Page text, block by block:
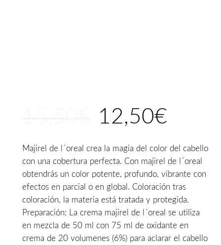
El
precio
era:
15,50€.
12,50€
es:
12,50€.
Majirel de l´oreal crea la magia del color del cabello
con una cobertura perfecta. Con majirel de l´oreal
obtendrás un color potente, profundo, vibrante con
efectos en parcial o en global. Coloración tras
coloración, la materia está tratada y protegida.
Preparación: La crema majirel de l´oreal se utiliza
en mezcla de 50 ml con 75 ml de oxidante en
crema de 20 volumenes (6%) para aclarar el cabello